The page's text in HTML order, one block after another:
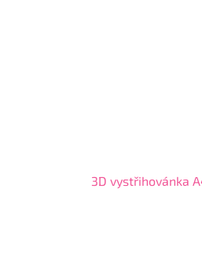
3D vystřihovánka